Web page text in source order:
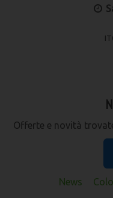
Offerte e novità
News